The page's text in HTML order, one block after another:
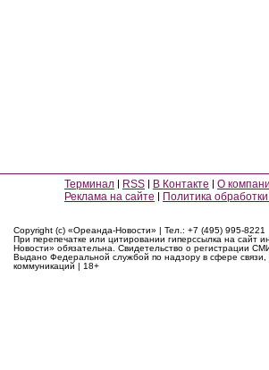
Терминал RSS В Контакте О
Реклама на сайте
Политика
Copyright (c) «Ореанда-Новости» | Тел.: +7 (495) 995-8221
При перепечатке или цитировании гиперссылка на сайт
Новости» обязательна. Свидетельство о регистрации
Выдано Федеральной службой по надзору в сфере
коммуникаций | 18+